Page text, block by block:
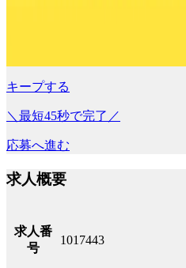
キープする
＼最短45秒で完了／
応募へ進む
求人概要
求人番
号
1017443